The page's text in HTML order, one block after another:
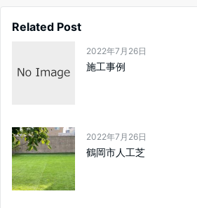
Related Post
2022年7月26日
施工事例
2022年7月26日
鶴岡市人工芝